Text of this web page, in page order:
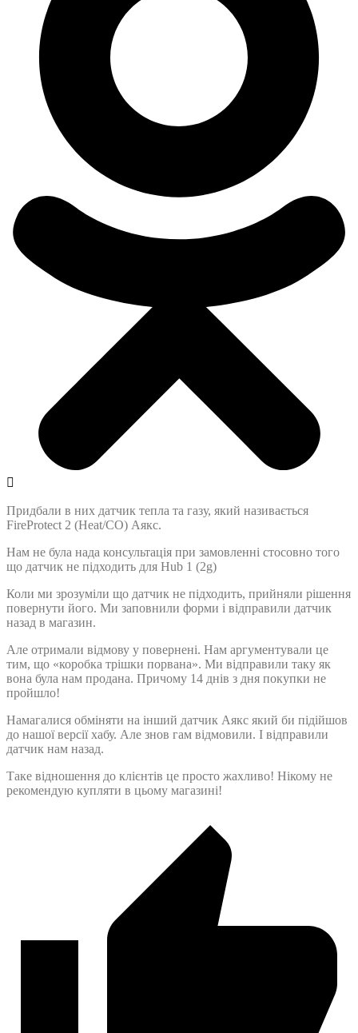
Придбали в них датчик тепла та газу, який називається
FireProtect 2 (Heat/CO) Аякс.
Нам не була нада консультація при замовленні стосовно того
що датчик не підходить для Hub 1 (2g)
Коли ми зрозуміли що датчик не підходить, прийняли рішення
повернути його. Ми заповнили форми і відправили датчик
назад в магазин.
Але отримали відмову у повернені. Нам аргументували це
тим, що «коробка трішки порвана». Ми відправили таку як
вона була нам продана. Причому 14 днів з дня покупки не
пройшло!
Намагалися обміняти на інший датчик Аякс який би підійшов
до нашої версії хабу. Але знов гам відмовили. І відправили
датчик нам назад.
Таке відношення до клієнтів це просто жахливо! Нікому не
рекомендую купляти в цьому магазині!